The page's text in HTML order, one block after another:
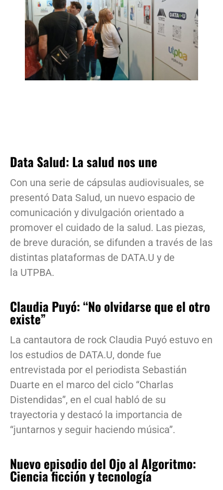
Data Salud: La salud nos une
Con una serie de cápsulas audiovisuales, se
presentó Data Salud, un nuevo espacio de
comunicación y divulgación orientado a
promover el cuidado de la salud. Las piezas,
de breve duración, se difunden a través de las
distintas plataformas de DATA.U y de
la UTPBA.
Claudia Puyó: “No olvidarse que el otro
existe”
La cantautora de rock Claudia Puyó estuvo en
los estudios de DATA.U, donde fue
entrevistada por el periodista Sebastián
Duarte en el marco del ciclo “Charlas
Distendidas”, en el cual habló de su
trayectoria y destacó la importancia de
“juntarnos y seguir haciendo música”.
Nuevo episodio del Ojo al Algoritmo:
Ciencia ficción y tecnología